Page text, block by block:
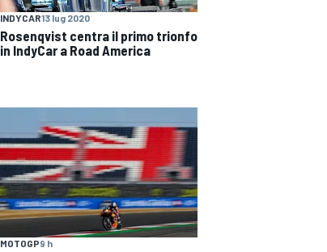
INDYCAR13 lug 2020
Rosenqvist centra il primo trionfo
in IndyCar a Road America
MOTOGP9 h